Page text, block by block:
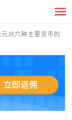
对六种主要货币的